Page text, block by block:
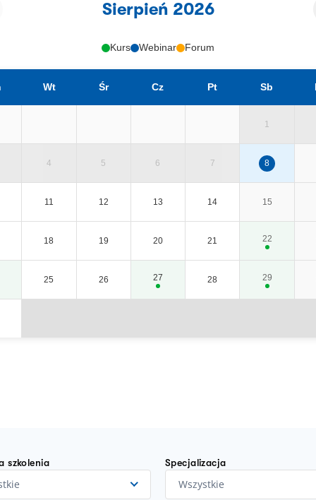
Sierpień 2026
Kurs Webinar Forum
Wt Śr Cz Pt Sb
1
4 5 6 7 8
11 12 13 14 15
18 19 20 21 22
25 26 27 28 29
szkolenia Specjalizacja
Wszystkie